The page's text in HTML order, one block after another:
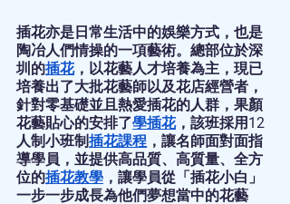
插花亦是日常生活中的娛樂方式，也是
陶冶人們情操的一項藝術。總部位於深
圳的插花，以花藝人才培養為主，現已
培養出了大批花藝師以及花店經營者，
針對零基礎並且熱愛插花的人群，果顏
花藝貼心的安排了學插花，該班採用12
人制小班制插花課程 ，讓名師面對面指
導學員，並提供高品質、高質量、全方
位的插花教學 ，讓學員從「插花小白」
一步一步成長為他們夢想當中的花藝